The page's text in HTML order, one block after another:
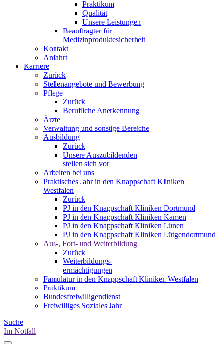
Praktikum
Qualität
Unsere Leistungen
Beauftragter für
Medizinproduktesicherheit
Kontakt
Anfahrt
Karriere
Zurück
Stellenangebote und Bewerbung
Pflege
Zurück
Berufliche Anerkennung
Ärzte
Verwaltung und sonstige Bereiche
Ausbildung
Zurück
Unsere Auszubildenden
stellen sich vor
Arbeiten bei uns
Praktisches Jahr in den Knappschaft Kliniken
Westfalen
Zurück
PJ in den Knappschaft Kliniken Dortmund
PJ in den Knappschaft Kliniken Kamen
PJ in den Knappschaft Kliniken Lünen
PJ in den Knappschaft Kliniken Lütgendortmund
Aus-, Fort- und Weiterbildung
Zurück
Weiterbildungs-
ermächtigungen
Famulatur in den Knappschaft Kliniken Westfalen
Praktikum
Bundesfreiwilligendienst
Freiwilliges Soziales Jahr
Suche
Im Notfall